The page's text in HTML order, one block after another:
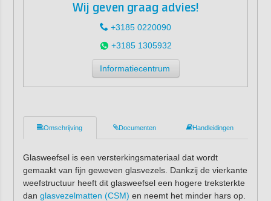
Wij geven graag advies!
+3185 0220090
+3185 1305932
Informatiecentrum
Omschrijving Documenten Handleidingen
Glasweefsel is een versterkingsmateriaal dat wordt
gemaakt van fijn geweven glasvezels. Dankzij de vierkante
weefstructuur heeft dit glasweefsel een hogere treksterkte
dan glasvezelmatten (CSM) en neemt het minder hars op.